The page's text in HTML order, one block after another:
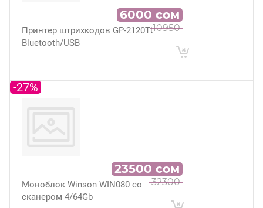
Принтер штрихкодов GP-2120TU
Bluetooth/USB
10950
6000 сом
Моноблок Winson WIN080 со
сканером 4/64Gb
-27%
32300
23500 сом